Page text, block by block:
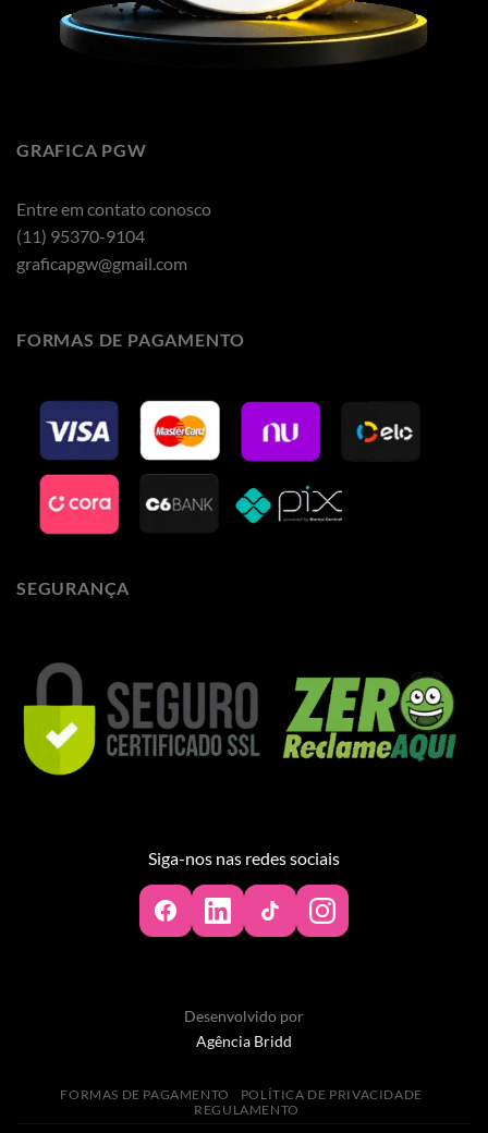
GRAFICA PGW
Entre em contato conosco
(11) 95370-9104
graficapgw@gmail.com
FORMAS DE PAGAMENTO
SEGURANÇA
Siga-nos nas redes sociais
Desenvolvido por
Agência Bridd
FORMAS DE PAGAMENTO
POLÍTICA DE PRIVACIDADE
REGULAMENTO